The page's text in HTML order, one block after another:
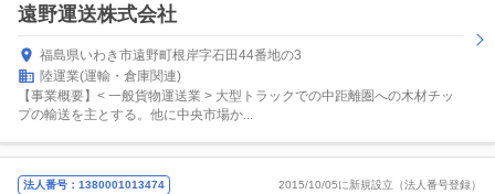
遠野運送株式会社
福島県いわき市遠野町根岸字石田44番地の3
陸運業(運輸・倉庫関連)
【事業概要】< 一般貨物運送業 > 大型トラックでの中距離圏への木材チッ
プの輸送を主とする。他に中央市場か...
法人番号：1380001013474 2015/10/05に新規設立（法人番号登録）